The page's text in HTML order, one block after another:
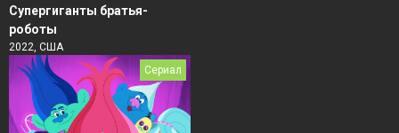
Супергиганты братья-
роботы
2022, США
Сериал